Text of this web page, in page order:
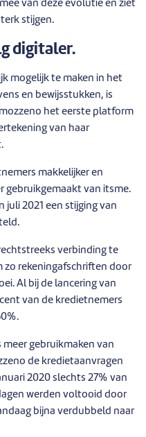
van deze evolutie en ziet
stijgen.
digitaler.
mogelijk te maken in het
en bewijsstukken, is
het eerste platform
van haar
makkelijker en
gebruikgemaakt van itsme.
juli 2021 een stijging van
verbinding te
zo rekeningafschriften door
Al bij de lancering van
van de kredietnemers
gebruikmaken van
de kredietaanvragen
2020 slechts 27% van
werden voltooid door
bijna verdubbeld naar